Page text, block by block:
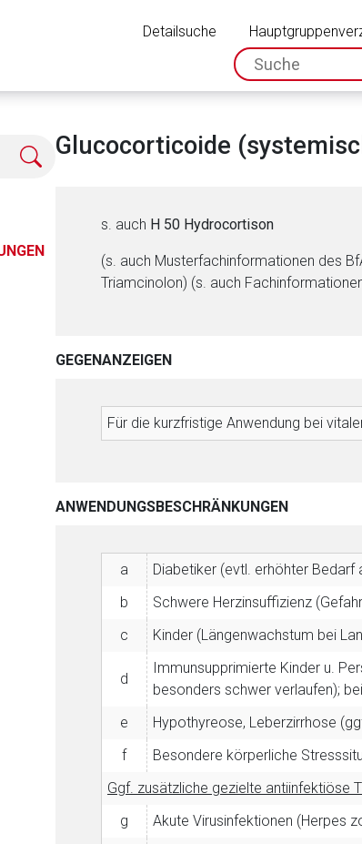
Detailsuche
Glucocorticoide
s. auch H 50 Hydrocortison
(s. auch Musterfachinformationen des
Triamcinolon) (s. auch
GEGENANZEIGEN
Für die kurzfristige Anwendung bei
ANWENDUNGSBESCHRÄNKUNGEN
a
Diabetiker (evtl. erhöhter Bedarf
b
Schwere Herzinsuffizienz
c
Kinder (Längenwachstum bei
d
Immunsupprimierte Kinder u.
besonders schwer verlaufen);
e
Hypothyreose, Leberzirrhose
f
Besondere körperliche
Ggf. zusätzliche gezielte antiinfektiöse
g
Akute Virusinfektionen (Herpes